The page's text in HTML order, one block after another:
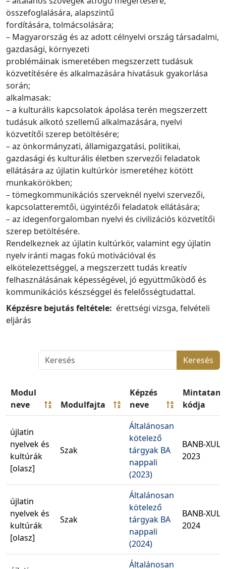
összefoglalására, alapszintű
fordítására, tolmácsolására;
– Magyarország és az adott célnyelvi ország társadalmi,
gazdasági, környezeti
problémáinak ismeretében megszerzett tudásuk
közvetítésére és alkalmazására hivatásuk gyakorlása
során;
alkalmasak:
– a kulturális kapcsolatok ápolása terén megszerzett
tudásuk alkotó szellemű alkalmazására, nyelvi
közvetítői szerep betöltésére;
– az önkormányzati, államigazgatási, politikai,
gazdasági és kulturális életben szervezői feladatok
ellátására az újlatin kultúrkör ismeretéhez kötött
munkakörökben;
– tömegkommunikációs szerveknél nyelvi szervezői,
kapcsolatteremtői, ügyintézői feladatok ellátására;
– az idegenforgalomban nyelvi és civilizációs közvetítői
szerep betöltésére.
Rendelkeznek az újlatin kultúrkör, valamint egy újlatin
nyelv iránti magas fokú motivációval és
elkötelezettséggel, a megszerzett tudás kreatív
felhasználásának képességével, jó együttműködő és
kommunikációs készséggel és felelősségtudattal.
Képzésre bejutás feltétele: érettségi vizsga, felvételi
eljárás
Keresés
Modul
neve
Modulfajta
Képzés
neve
kódja
újlatin
nyelvek és
kultúrák
[olasz]
Szak
Általánosan
kötelező
tárgyak BA
nappali
(2023)
BANB-
2023
újlatin
nyelvek és
kultúrák
[olasz]
Szak
Általánosan
kötelező
tárgyak BA
nappali
(2024)
BANB-
2024
Általánosan